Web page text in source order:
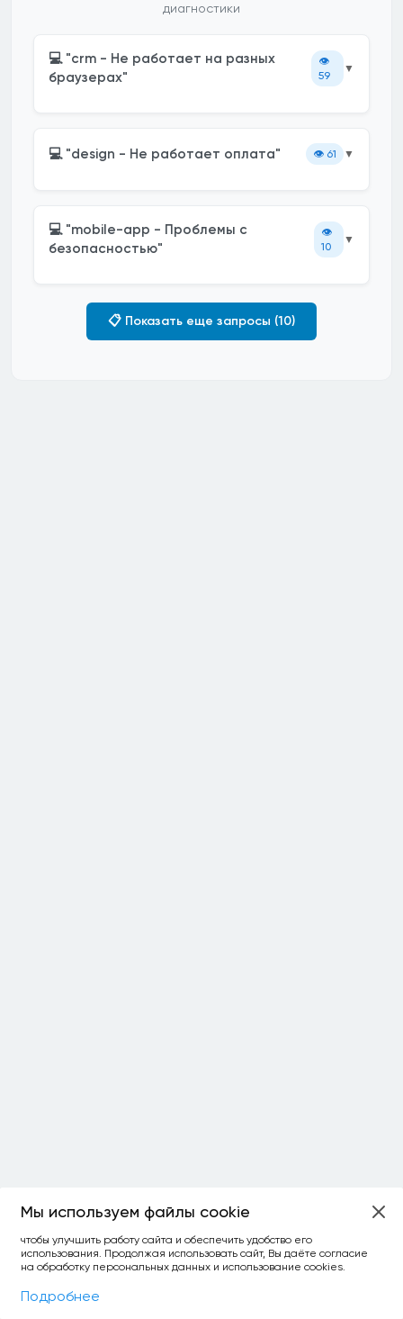
Фильтры
диагностики
💻 "crm - Не работает на разных
браузерах"
👁️
59
▼
💻 "design - Не работает оплата" 👁️ 61 ▼
💻 "mobile-app - Проблемы с
безопасностью"
👁️
10
▼
📋 Показать еще запросы (10)
Мы используем файлы cookie
чтобы улучшить работу сайта и обеспечить удобство его
использования. Продолжая использовать сайт, Вы даёте согласие
на обработку персональных данных и использование cookies.
Подробнее
ОСТАЛОСЬ:
уточнить фильтр сравнить топ-3
спросить ИИ